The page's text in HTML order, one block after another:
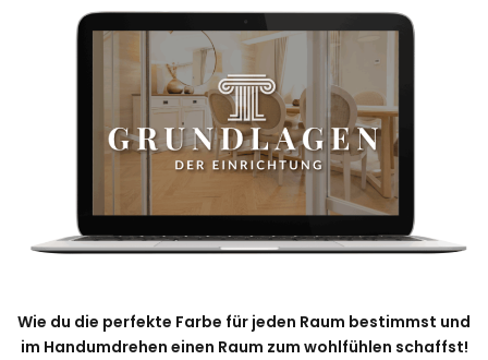
Wie du die perfekte Farbe für jeden Raum bestimmst und
im Handumdrehen einen Raum zum wohlfühlen schaffst!